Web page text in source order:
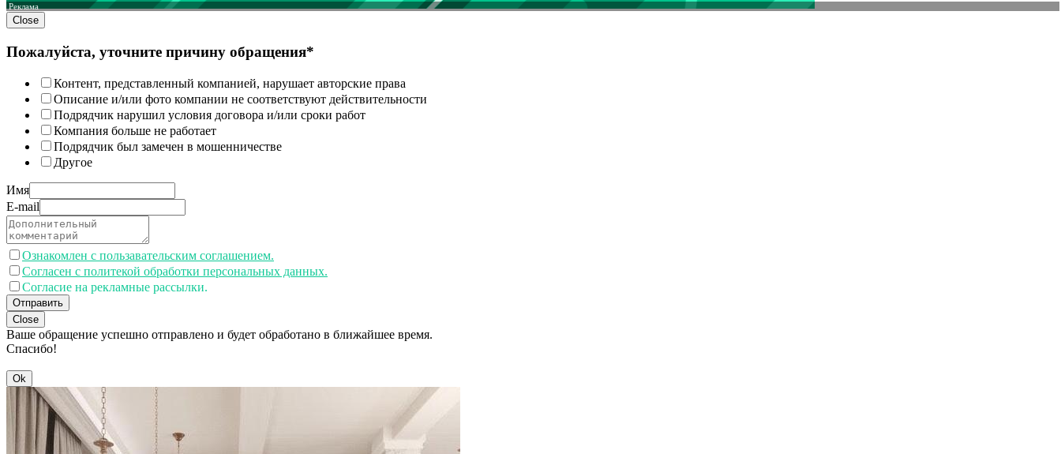
Реклама
Close
Пожалуйста, уточните причину обращения*
Контент, представленный компанией, нарушает авторские права
Описание и/или фото компании не соответствуют действительности
Подрядчик нарушил условия договора и/или сроки работ
Компания больше не работает
Подрядчик был замечен в мошенничестве
Другое
Имя
E-mail
Ознакомлен с пользавательским соглашением.
Согласен с политекой обработки персональных данных.
Согласие на рекламные рассылки.
Отправить
Close
Ваше обращение успешно отправлено и будет обработано в ближайшее время.
Спасибо!
Ok